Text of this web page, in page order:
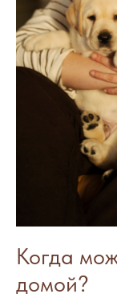
Когда
домой?